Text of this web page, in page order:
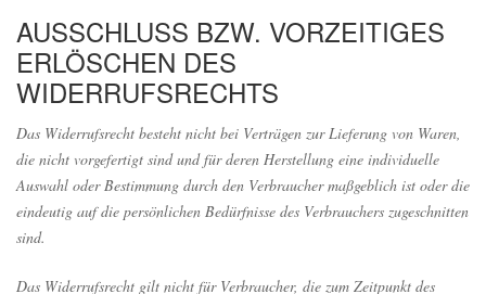
AUSSCHLUSS BZW. VORZEITIGES
ERLÖSCHEN DES
WIDERRUFSRECHTS
Das Widerrufsrecht besteht nicht bei Verträgen zur Lieferung von Waren,
die nicht vorgefertigt sind und für deren Herstellung eine individuelle
Auswahl oder Bestimmung durch den Verbraucher maßgeblich ist oder die
eindeutig auf die persönlichen Bedürfnisse des Verbrauchers zugeschnitten
sind.
Das Widerrufsrecht gilt nicht für Verbraucher, die zum Zeitpunkt des